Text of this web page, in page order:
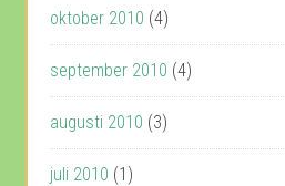
oktober 2010 (4)
september 2010 (4)
augusti 2010 (3)
juli 2010 (1)